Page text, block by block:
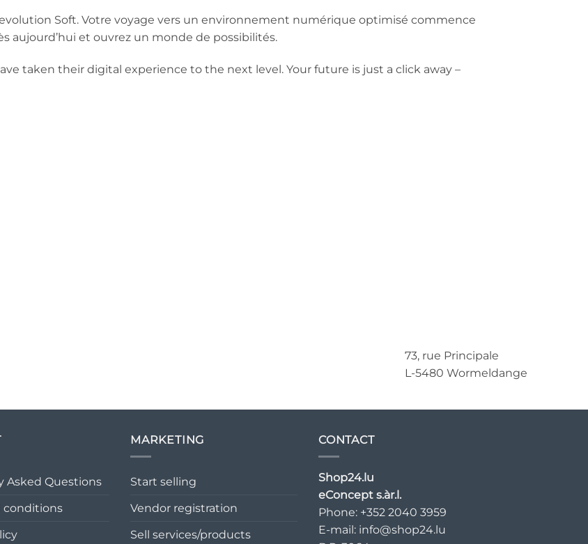
Soft. Votre voyage vers un environnement numérique optimisé commence
aujourd’hui et ouvrez un monde de possibilités.
taken their digital experience to the next level. Your future is just a click away –
73, rue Principale
L-5480 Wormeldange
Asked Questions
conditions
MARKETING
Start selling
Vendor registration
Sell services/products
CONTACT
Shop24.lu
eConcept s.àr.l.
Phone: +352 2040 3959
E-mail: info@shop24.lu